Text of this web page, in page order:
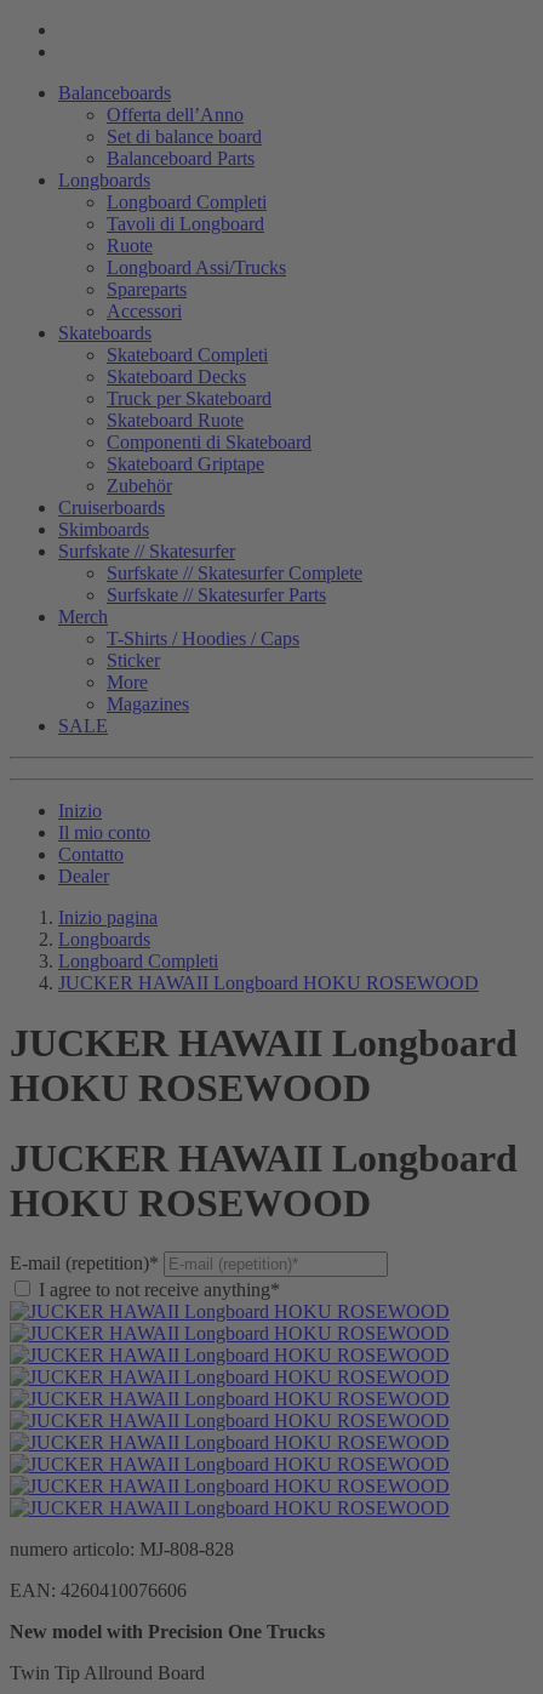
Balanceboards
Offerta dell’Anno
Set di balance board
Balanceboard Parts
Longboards
Longboard Completi
Tavoli di Longboard
Ruote
Longboard Assi/Trucks
Spareparts
Accessori
Skateboards
Skateboard Completi
Skateboard Decks
Truck per Skateboard
Skateboard Ruote
Componenti di Skateboard
Skateboard Griptape
Zubehör
Cruiserboards
Skimboards
Surfskate // Skatesurfer
Surfskate // Skatesurfer Complete
Surfskate // Skatesurfer Parts
Merch
T-Shirts / Hoodies / Caps
Sticker
More
Magazines
SALE
Inizio
Il mio conto
Contatto
Dealer
Inizio pagina
Longboards
Longboard Completi
JUCKER HAWAII Longboard HOKU ROSEWOOD
JUCKER HAWAII Longboard
HOKU ROSEWOOD
JUCKER HAWAII Longboard
HOKU ROSEWOOD
E-mail (repetition)*
I agree to not receive anything*
numero articolo: MJ-808-828
EAN: 4260410076606
New model with Precision One Trucks
Twin Tip Allround Board